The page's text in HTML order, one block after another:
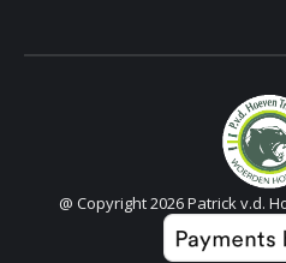
@ Copyright 2026 Patrick v.d.